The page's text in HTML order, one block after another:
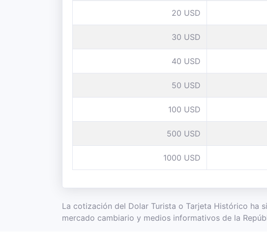
20 USD
30 USD
40 USD
50 USD
100 USD
500 USD
1000 USD
La cotización del Dolar Turista o Tarjeta Histórico ha
mercado cambiario y medios informativos de la